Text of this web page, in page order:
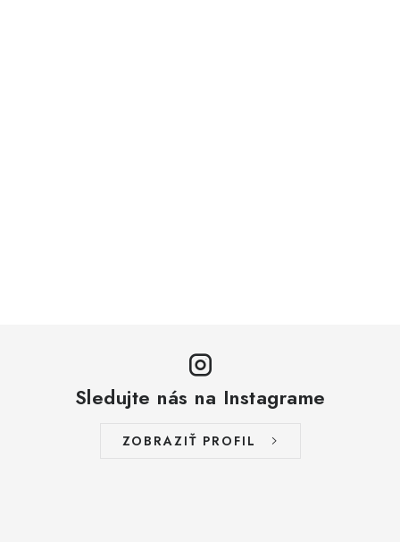
Sledujte nás na Instagrame
ZOBRAZIŤ PROFIL